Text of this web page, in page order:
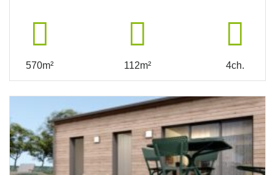
570m² 112m² 4ch.